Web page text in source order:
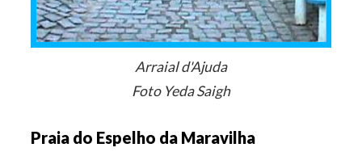
Arraial d'Ajuda
Foto Yeda Saigh
Praia do Espelho da Maravilha